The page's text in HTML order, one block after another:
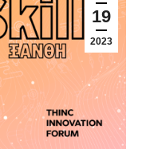
19
2023